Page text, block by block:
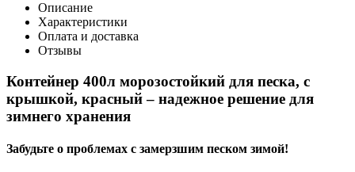
Описание
Характеристики
Оплата и доставка
Отзывы
Контейнер 400л морозостойкий для песка, с
крышкой, красный – надежное решение для
зимнего хранения
Забудьте о проблемах с замерзшим песком зимой!